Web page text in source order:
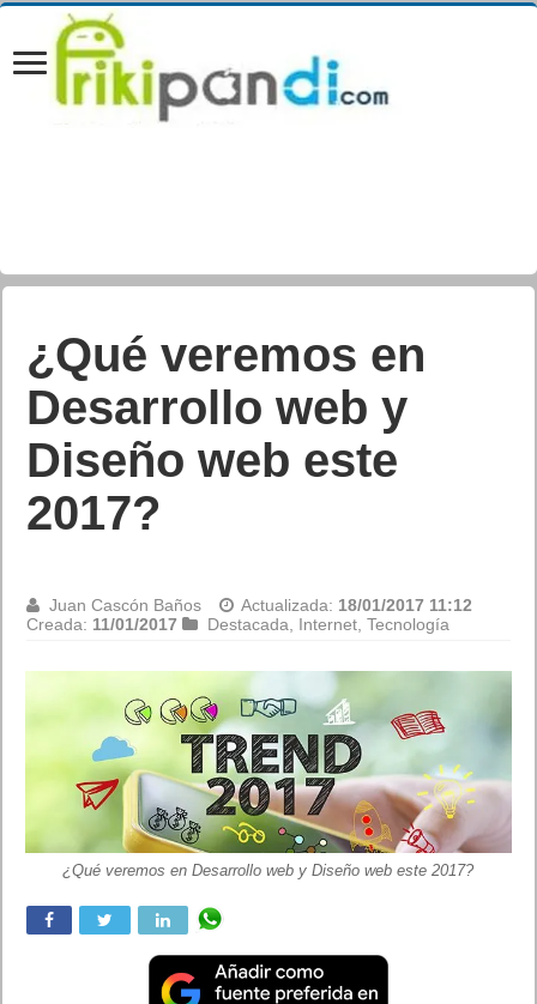
WhatsApp añade
búsqueda de GIF a
través Giphy y
aumenta a 30 fotos el
Creada:10/01/2017 Android,Apple,Móviles
WhatsApp añade búsqueda de GIF a través Giphy y aumenta a 30
fotos el límite por envío